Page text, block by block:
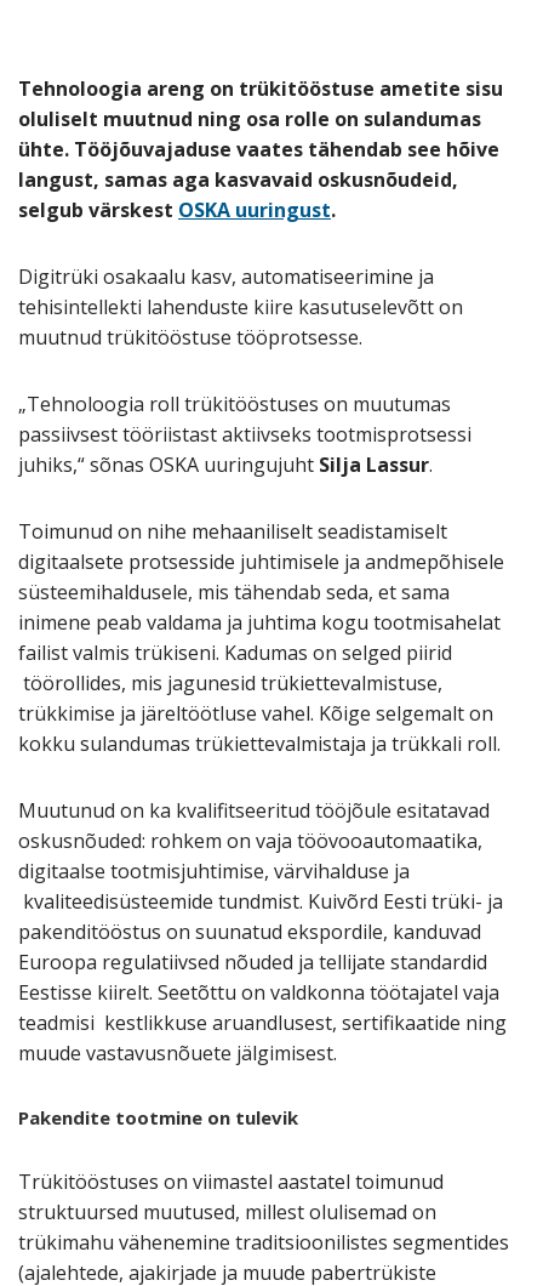
Tehnoloogia areng on trükitööstuse ametite sisu
oluliselt muutnud ning osa rolle on sulandumas
ühte. Tööjõuvajaduse vaates tähendab see hõive
langust, samas aga kasvavaid oskusnõudeid,
selgub värskest OSKA uuringust.
Digitrüki osakaalu kasv, automatiseerimine ja
tehisintellekti lahenduste kiire kasutuselevõtt on
muutnud trükitööstuse tööprotsesse.
„Tehnoloogia roll trükitööstuses on muutumas
passiivsest tööriistast aktiivseks tootmisprotsessi
juhiks,“ sõnas OSKA uuringujuht Silja Lassur.
Toimunud on nihe mehaaniliselt seadistamiselt
digitaalsete protsesside juhtimisele ja andmepõhisele
süsteemihaldusele, mis tähendab seda, et sama
inimene peab valdama ja juhtima kogu tootmisahelat
failist valmis trükiseni. Kadumas on selged piirid
töörollides, mis jagunesid trükiettevalmistuse,
trükkimise ja järeltöötluse vahel. Kõige selgemalt on
kokku sulandumas trükiettevalmistaja ja trükkali roll.
Muutunud on ka kvalifitseeritud tööjõule esitatavad
oskusnõuded: rohkem on vaja töövooautomaatika,
digitaalse tootmisjuhtimise, värvihalduse ja
kvaliteedisüsteemide tundmist. Kuivõrd Eesti trüki- ja
pakenditööstus on suunatud ekspordile, kanduvad
Euroopa regulatiivsed nõuded ja tellijate standardid
Eestisse kiirelt. Seetõttu on valdkonna töötajatel vaja
teadmisi kestlikkuse aruandlusest, sertifikaatide ning
muude vastavusnõuete jälgimisest.
Pakendite tootmine on tulevik
Trükitööstuses on viimastel aastatel toimunud
struktuursed muutused, millest olulisemad on
trükimahu vähenemine traditsioonilistes segmentides
(ajalehtede, ajakirjade ja muude pabertrükiste